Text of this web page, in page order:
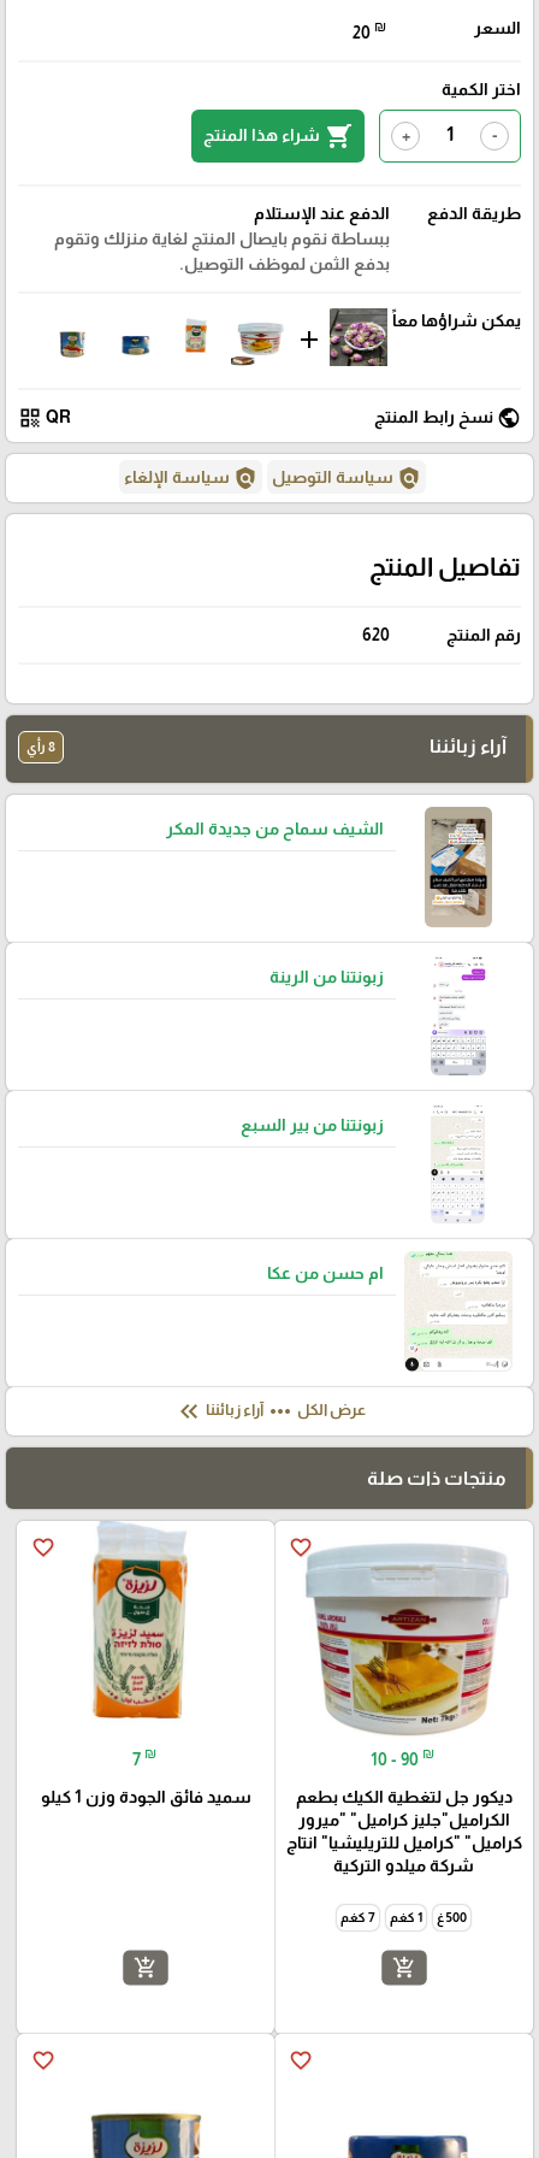
السعر 20 ₪
اختر الكمية
-
+
shopping_cart شراء هذا المنتج
طريقة الدفع
الدفع عند الإستلام
ببساطة نقوم بايصال المنتج لغاية منزلك وتقوم
بدفع الثمن لموظف التوصيل.
يمكن شراؤها معاً
add
public نسخ رابط المنتج QR
qr_code
policy سياسة التوصيل policy سياسة الإلغاء
تفاصيل المنتج
رقم المنتج 620
آراء زبائننا 8 رأي
الشيف سماح من جديدة المكر
زبونتنا من الرينة
زبونتنا من بير السبع
ام حسن من عكا
عرض الكل more_horiz آراء زبائننا keyboard_double_arrow_left
منتجات ذات صلة
favorite_border
10 - 90 ₪
ديكور جل لتغطية الكيك بطعم
الكراميل"جليز كراميل" "ميرور
كراميل" "كراميل للتريليشيا" انتاج
شركة ميلدو التركية
500 غ 1 كغم 7 كغم
add_shopping_cart
favorite_border
7 ₪
سميد فائق الجودة وزن 1 كيلو
add_shopping_cart
favorite_border
favorite_border